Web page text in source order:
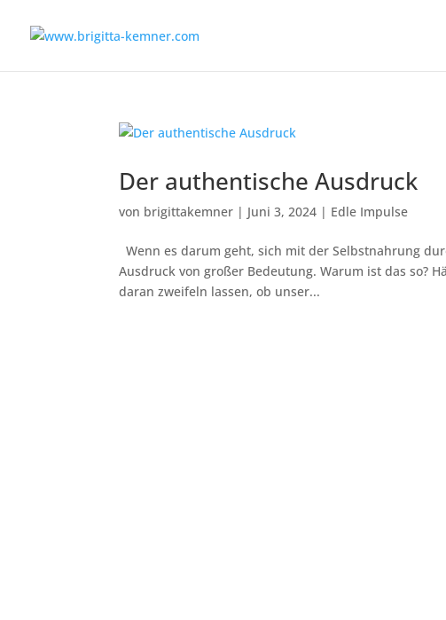
Der authentische Ausdruck
von brigittakemner | Juni 3, 2024 | Edle Impulse
Wenn es darum geht, sich mit der Selbstnahrung
Ausdruck von großer Bedeutung. Warum ist das so?
daran zweifeln lassen, ob unser...